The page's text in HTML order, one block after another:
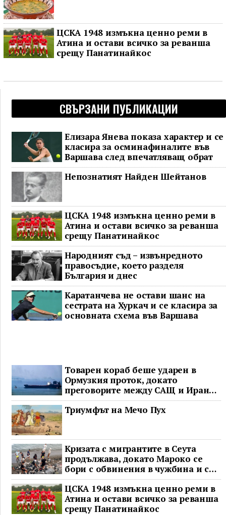
ЦСКА 1948 измъкна ценно реми в
Атина и остави всичко за реванша
срещу Панатинайкос
СВЪРЗАНИ ПУБЛИКАЦИИ
Елизара Янева показа характер и се
класира за осминафиналите във
Варшава след впечатляващ обрат
Непознатият Найден Шейтанов
ЦСКА 1948 измъкна ценно реми в
Атина и остави всичко за реванша
срещу Панатинайкос
Народният съд – извънредното
правосъдие, което разделя
България и днес
Каратанчева не остави шанс на
сестрата на Хуркач и се класира за
основната схема във Варшава
Товарен кораб беше ударен в
Ормузкия проток, докато
преговорите между САЩ и Иран
останаха в безизходица
Триумфът на Мечо Пух
Кризата с мигрантите в Сеута
продължава, докато Мароко се
бори с обвинения в чужбина и с
гнева у дома
ЦСКА 1948 измъкна ценно реми в
Атина и остави всичко за реванша
срещу Панатинайкос